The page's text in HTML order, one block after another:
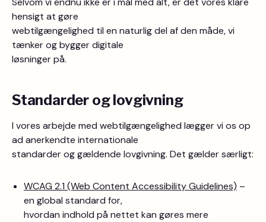
hensigt at gøre
webtilgængelighed til en naturlig del af den måde, vi
tænker og bygger digitale
løsninger på.
Standarder og lovgivning
I vores arbejde med webtilgængelighed lægger vi os op
ad anerkendte internationale
standarder og gældende lovgivning. Det gælder særligt:
WCAG 2.1 (Web Content Accessibility Guidelines) –
en global standard for,
hvordan indhold på nettet kan gøres mere